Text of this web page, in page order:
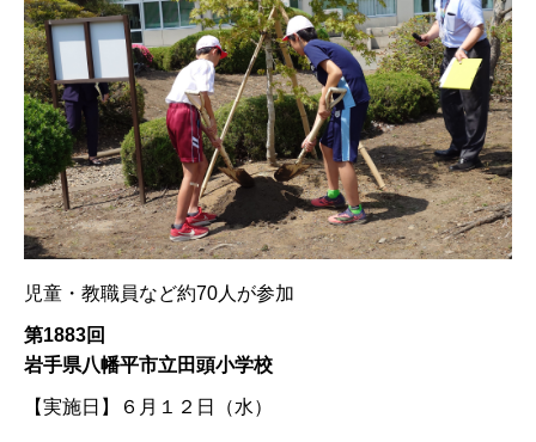
児童・教職員など約70人が参加
第1883回
岩手県八幡平市立田頭小学校
【実施日】 ６月１２日（水）